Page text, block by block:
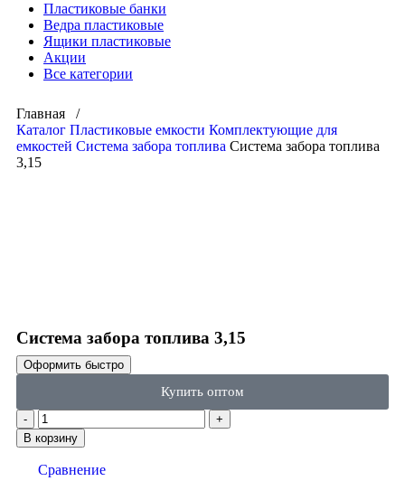
Пластиковые банки
Ведра пластиковые
Ящики пластиковые
Акции
Все категории
Главная /
Каталог Пластиковые емкости Комплектующие для
емкостей Система забора топлива Система забора топлива
3,15
Система забора топлива 3,15
Оформить быстро
Купить оптом
В корзину
Сравнение